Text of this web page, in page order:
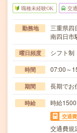
職種未経験OK 交
勤務地
三重県四
南四日市
曜日頻度 シフト制
時間 07:00～
期間 長期でお
時給 時給
交通費
交通費規